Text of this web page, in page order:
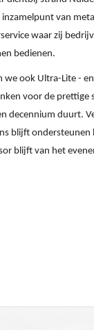
van
waar zij
bedienen.
we ook Ultra-Lite -
voor de prettige
decennium duurt.
blijft ondersteunen
blijft van het